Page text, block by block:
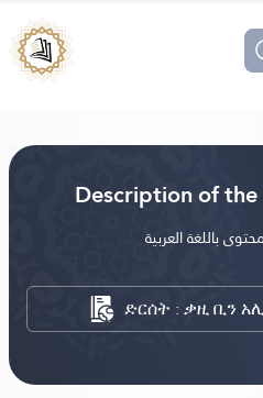
Description of
ድርሰት : ቃዚ ቢን